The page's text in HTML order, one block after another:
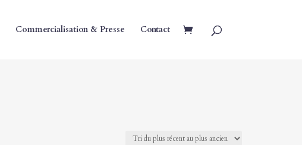
Commercialisation & Presse Contact